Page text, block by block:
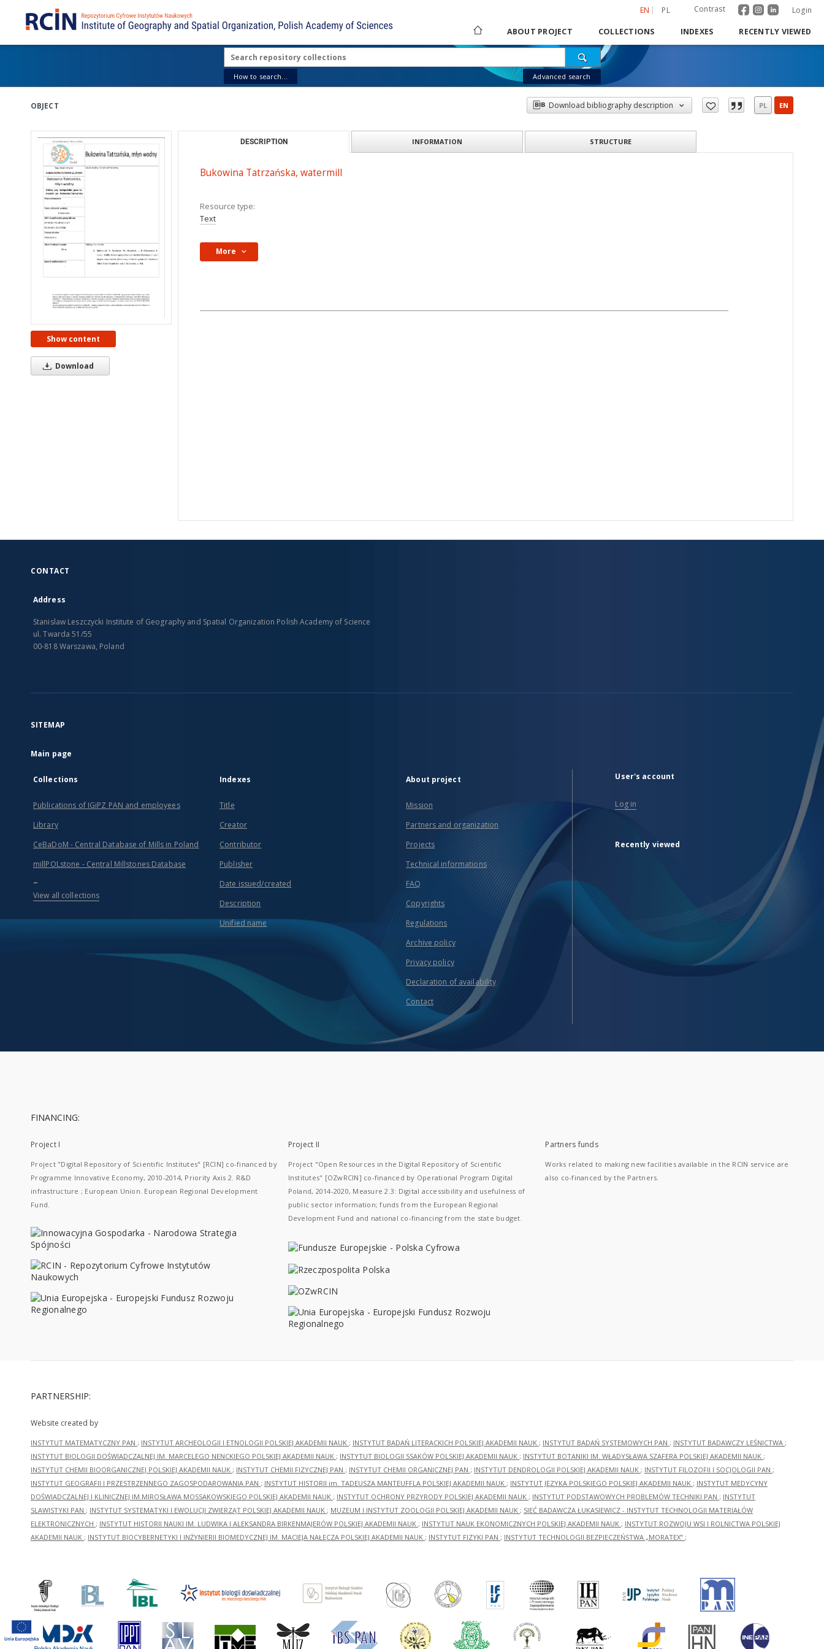
EN PL Contrast Login
ABOUT PROJECT COLLECTIONS INDEXES RECENTLY VIEWED
How to search... Advanced search
OBJECT Download bibliography description PL EN
Show content
Download
DESCRIPTION INFORMATION STRUCTURE
Bukowina Tatrzańska, watermill
Resource type:
Text
More
CONTACT
Address
Stanislaw Leszczycki Institute of Geography and Spatial Organization Polish Academy of Science
ul. Twarda 51/55
00-818 Warszawa, Poland
SITEMAP
Main page
Collections
Publications of IGiPZ PAN and employees
Library
CeBaDoM - Central Database of Mills in Poland
millPOLstone - Central Millstones Database
...
View all collections
Indexes
Title
Creator
Contributor
Publisher
Date issued/created
Description
Unified name
About project
Mission
Partners and organization
Projects
Technical informations
FAQ
Copyrights
Regulations
Archive policy
Privacy policy
Declaration of availability
Contact
User's account
Log in
Recently viewed
FINANCING:
Project I
Project "Digital Repository of Scientific Institutes" [RCIN] co-financed by
Programme Innovative Economy, 2010-2014, Priority Axis 2. R&D
infrastructure ; European Union. European Regional Development
Fund.
Project II
Project "Open Resources in the Digital Repository of Scientific
Institutes" [OZwRCIN] co-financed by Operational Program Digital
Poland, 2014-2020, Measure 2.3: Digital accessibility and usefulness of
public sector information; funds from the European Regional
Development Fund and national co-financing from the state budget.
Partners funds
Works related to making new facilities available in the RCIN service are
also co-financed by the Partners.
PARTNERSHIP:
Website created by
INSTYTUT MATEMATYCZNY PAN ; INSTYTUT ARCHEOLOGII I ETNOLOGII POLSKIEJ AKADEMII NAUK ; INSTYTUT BADAŃ LITERACKICH POLSKIEJ AKADEMII NAUK ; INSTYTUT BADAŃ SYSTEMOWYCH PAN ; INSTYTUT BADAWCZY LEŚNICTWA ;
INSTYTUT BIOLOGII DOŚWIADCZALNEJ IM. MARCELEGO NENCKIEGO POLSKIEJ AKADEMII NAUK ; INSTYTUT BIOLOGII SSAKÓW POLSKIEJ AKADEMII NAUK ; INSTYTUT BOTANIKI IM. WŁADYSŁAWA SZAFERA POLSKIEJ AKADEMII NAUK ;
INSTYTUT CHEMII BIOORGANICZNEJ POLSKIEJ AKADEMII NAUK ; INSTYTUT CHEMII FIZYCZNEJ PAN ; INSTYTUT CHEMII ORGANICZNEJ PAN ; INSTYTUT DENDROLOGII POLSKIEJ AKADEMII NAUK ; INSTYTUT FILOZOFII I SOCJOLOGII PAN ;
INSTYTUT GEOGRAFII I PRZESTRZENNEGO ZAGOSPODAROWANIA PAN ; INSTYTUT HISTORII im. TADEUSZA MANTEUFFLA POLSKIEJ AKADEMII NAUK ; INSTYTUT JĘZYKA POLSKIEGO POLSKIEJ AKADEMII NAUK ; INSTYTUT MEDYCYNY
DOŚWIADCZALNEJ I KLINICZNEJ IM.MIROSŁAWA MOSSAKOWSKIEGO POLSKIEJ AKADEMII NAUK ; INSTYTUT OCHRONY PRZYRODY POLSKIEJ AKADEMII NAUK ; INSTYTUT PODSTAWOWYCH PROBLEMÓW TECHNIKI PAN ; INSTYTUT
SLAWISTYKI PAN ; INSTYTUT SYSTEMATYKI I EWOLUCJI ZWIERZĄT POLSKIEJ AKADEMII NAUK ; MUZEUM I INSTYTUT ZOOLOGII POLSKIEJ AKADEMII NAUK ; SIEĆ BADAWCZA ŁUKASIEWICZ - INSTYTUT TECHNOLOGII MATERIAŁÓW
ELEKTRONICZNYCH ; INSTYTUT HISTORII NAUKI IM. LUDWIKA I ALEKSANDRA BIRKENMAJERÓW POLSKIEJ AKADEMII NAUK ; INSTYTUT NAUK EKONOMICZNYCH POLSKIEJ AKADEMII NAUK ; INSTYTUT ROZWOJU WSI I ROLNICTWA POLSKIEJ
AKADEMII NAUK ; INSTYTUT BIOCYBERNETYKI I INŻYNIERII BIOMEDYCZNEJ IM. MACIEJA NAŁĘCZA POLSKIEJ AKADEMII NAUK ; INSTYTUT FIZYKI PAN ; INSTYTUT TECHNOLOGII BEZPIECZEŃSTWA „MORATEX” ;